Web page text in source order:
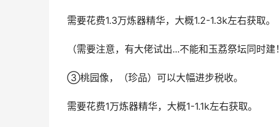
需要花费1.3万炼器精华，大概1.2-1.3k左右获取。
（需要注意，有大佬试出...不能和玉荔祭坛同时建
③桃园像，（珍品）可以大幅进步税收。
需要花费1万炼器精华，大概1-1.1k左右获取。